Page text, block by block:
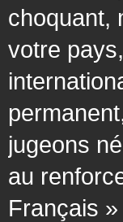
choquant,
votre
jugeons
au
Français